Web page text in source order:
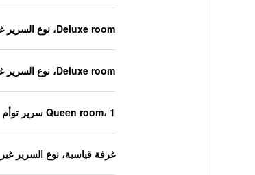
Deluxe room، نوع السرير غير معروف
Deluxe room، نوع السرير غير معروف
Queen room، 1 سرير توأم
غرفة قياسية، نوع السرير